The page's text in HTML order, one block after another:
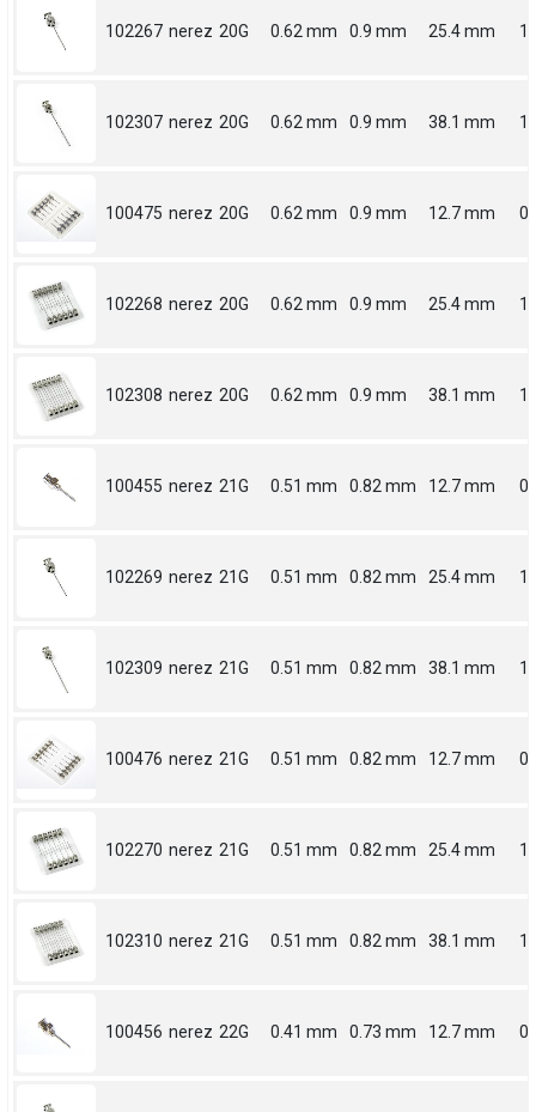
102267 nerez 20G 0.62 mm 0.9 mm 25.4 mm 1
102307 nerez 20G 0.62 mm 0.9 mm 38.1 mm
100475 nerez 20G 0.62 mm 0.9 mm 12.7 mm
102268 nerez 20G 0.62 mm 0.9 mm 25.4 mm 1
102308 nerez 20G 0.62 mm 0.9 mm 38.1 mm
100455 nerez 21G 0.51 mm 0.82 mm 12.7 mm
102269 nerez 21G 0.51 mm 0.82 mm 25.4 mm 1
102309 nerez 21G 0.51 mm 0.82 mm 38.1 mm
100476 nerez 21G 0.51 mm 0.82 mm 12.7 mm
102270 nerez 21G 0.51 mm 0.82 mm 25.4 mm 1
102310 nerez 21G 0.51 mm 0.82 mm 38.1 mm
100456 nerez 22G 0.41 mm 0.73 mm 12.7 mm